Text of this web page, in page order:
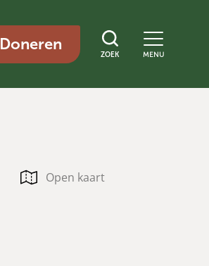
Doneren
ZOEK MENU
Open kaart